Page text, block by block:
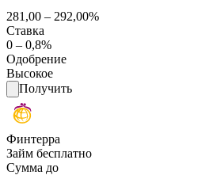
281,00 – 292,00%
Ставка
0 – 0,8%
Одобрение
Высокое
Получить
Финтерра
Займ бесплатно
Сумма до